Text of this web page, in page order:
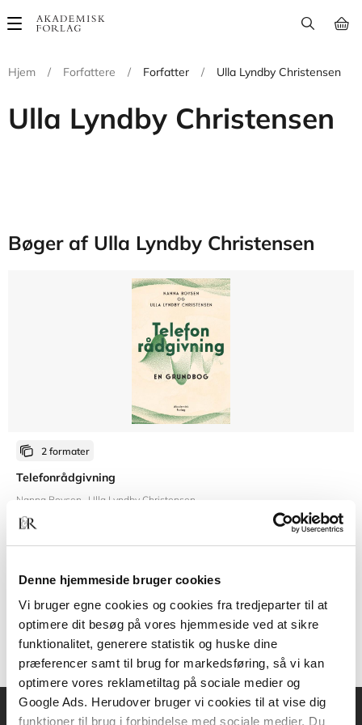
Denne hjemmeside bruger cookies
Vi bruger egne cookies og cookies fra tredjeparter til at
optimere dit besøg på vores hjemmeside ved at sikre
funktionalitet, generere statistik og huske dine
præferencer samt til brug for markedsføring, så vi kan
optimere vores reklametiltag på sociale medier og
Google Ads. Herudover bruger vi cookies til at vise dig
funktioner til brug i forbindelse med sociale medier. Du
Main
Hjem
/ Forfattere / Forfatter / Ulla Lyndby Christensen
Ulla Lyndby Christensen
Bøger af Ulla Lyndby Christensen
2 formater
Telefonrådgivning
Nanna Boysen Ulla Lyndby Christensen
269,95 KR.